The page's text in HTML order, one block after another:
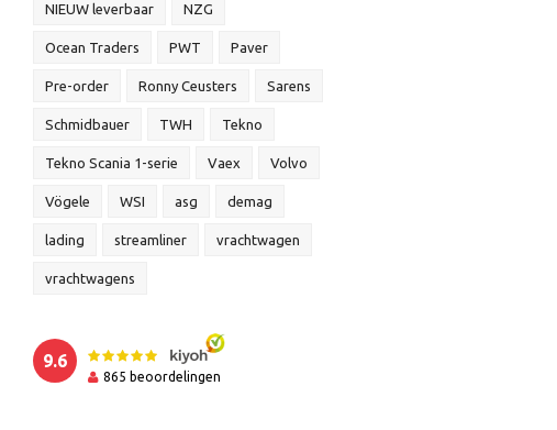
NIEUW leverbaar NZG
Ocean Traders PWT Paver
Pre-order Ronny Ceusters Sarens
Schmidbauer TWH Tekno
Tekno Scania 1-serie Vaex Volvo
Vögele WSI asg demag
lading streamliner vrachtwagen
vrachtwagens
9.6
865 beoordelingen